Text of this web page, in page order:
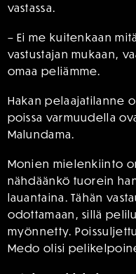
vastassa.
– Ei me kuitenkaan
vastustajan mukaan,
omaa peliämme.
Hakan pelaajatilanne
poissa varmuudella
Malundama.
Monien mielenkiinto
nähdäänkö tuorein
lauantaina. Tähän
odottamaan, sillä
myönnetty.
Medo olisi